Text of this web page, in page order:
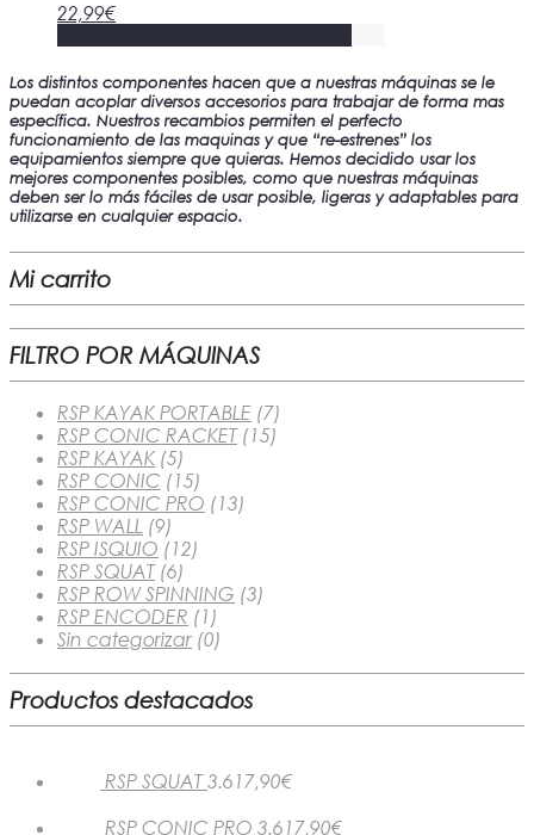
22,99€
Los distintos componentes hacen que a nuestras máquinas se le
puedan acoplar diversos accesorios para trabajar de forma mas
específica. Nuestros recambios permiten el perfecto
funcionamiento de las maquinas y que “re-estrenes” los
equipamientos siempre que quieras. Hemos decidido usar los
mejores componentes posibles, como que nuestras máquinas
deben ser lo más fáciles de usar posible, ligeras y adaptables para
utilizarse en cualquier espacio.
Mi carrito
FILTRO POR MÁQUINAS
RSP KAYAK PORTABLE (7)
RSP CONIC RACKET (15)
RSP KAYAK (5)
RSP CONIC (15)
RSP CONIC PRO (13)
RSP WALL (9)
RSP ISQUIO (12)
RSP SQUAT (6)
RSP ROW SPINNING (3)
RSP ENCODER (1)
Sin categorizar (0)
Productos destacados
RSP SQUAT 3.617,90€
RSP CONIC PRO 3.617,90€